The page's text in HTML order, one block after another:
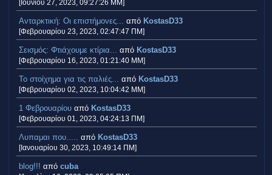
[Ιουνίου 27, 2023, 09:27:26 ΜΜ]
Ανταρκτική: Οι επιστήμονες... από KostasD33
[Φεβρουαρίου 23, 2023, 02:47:47 ΠΜ]
Σεισμός: Φτιάχουμε κτίρια... από KostasD33
[Φεβρουαρίου 16, 2023, 01:21:40 ΜΜ]
Το στοίχημα για τις παλιές... από KostasD33
[Φεβρουαρίου 02, 2023, 10:04:42 ΜΜ]
1 Φεβρουαρίουαπό KostasD33
[Φεβρουαρίου 01, 2023, 04:24:13 ΠΜ]
Λυπαμαι που..... από KostasD33
[Ιανουαρίου 30, 2023, 10:49:14 ΠΜ]
blog!!! από cuba